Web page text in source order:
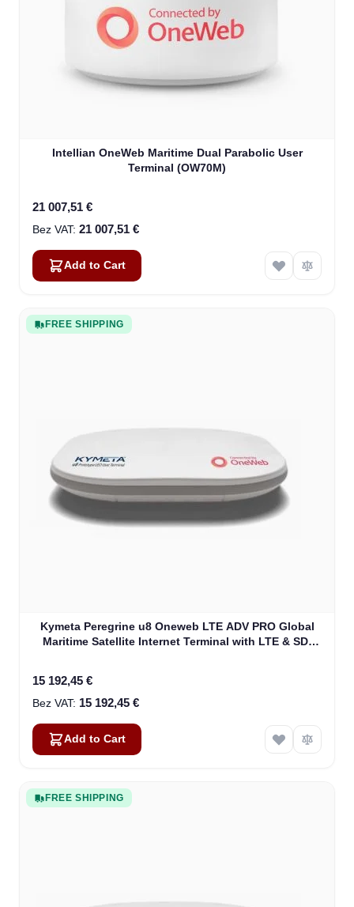
Intellian OneWeb Maritime Dual Parabolic User
Terminal (OW70M)
21 007,51 €
21 007,51 €
Add to Cart
FREE SHIPPING
Kymeta Peregrine u8 Oneweb LTE ADV PRO Global
Maritime Satellite Internet Terminal with LTE & SD-
15 192,45 €
15 192,45 €
Add to Cart
FREE SHIPPING